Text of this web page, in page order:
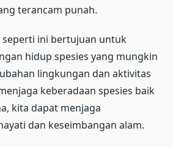
terancam punah.
ini bertujuan untuk
hidup spesies yang mungkin
lingkungan dan aktivitas
keberadaan spesies baik
kita dapat menjaga
dan keseimbangan alam.